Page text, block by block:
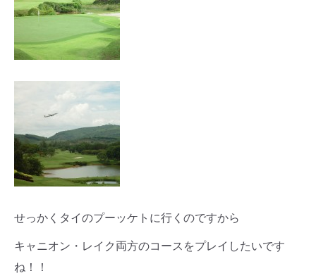
せっかくタイのプーッケトに行くのですから
キャニオン・レイク両方のコースをプレイしたいです
ね！！